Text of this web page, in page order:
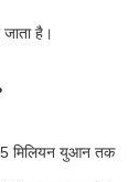
जाता है।
मिलियन युआन तक